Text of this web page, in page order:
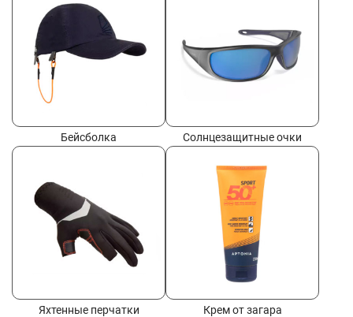
Бейсболка Солнцезащитные очки
Яхтенные перчатки Крем от загара